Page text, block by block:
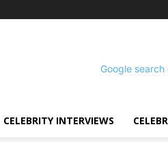
CELEBRITY INTERVIEWS